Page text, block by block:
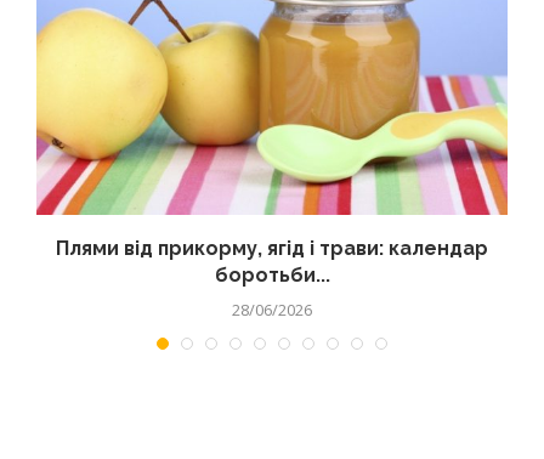
Плями від прикорму, ягід і трави: календар
боротьби...
28/06/2026